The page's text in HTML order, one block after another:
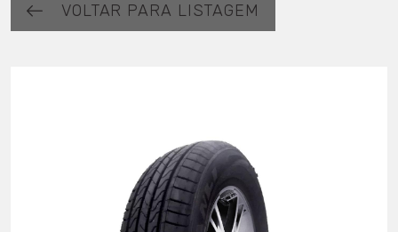
VOLTAR PARA LISTAGEM